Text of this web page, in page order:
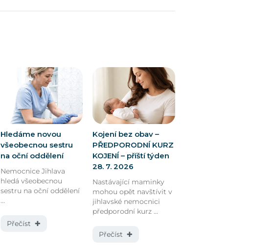
Hledáme novou
všeobecnou sestru
na oční oddělení
Nemocnice Jihlava
hledá všeobecnou
sestru na oční oddělení
...
Přečíst ✚
Kojení bez obav –
PŘEDPORODNÍ KURZ
KOJENÍ – příští týden
28. 7. 2026
Nastávající maminky
mohou opět navštívit v
jihlavské nemocnici
předporodní kurz ...
Přečíst ✚